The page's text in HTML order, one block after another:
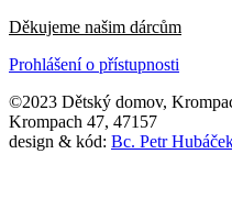
Děkujeme našim dárcům
Prohlášení o přístupnosti
©2023 Dětský domov,
Krompach 47, 47157
design & kód: Bc. Petr